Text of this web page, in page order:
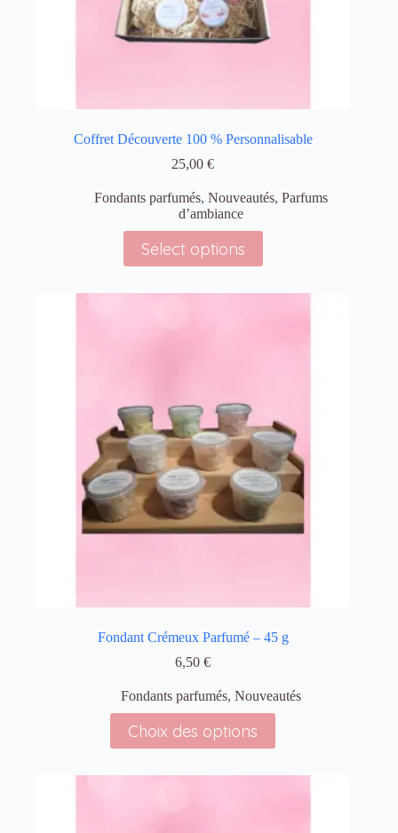
Coffret Découverte 100 % Personnalisable
25,00€
Fondants parfumés, Nouveautés, Parfums
d’ambiance
Select options
Fondant Crémeux Parfumé – 45 g
6,50€
Fondants parfumés, Nouveautés
Choix des options